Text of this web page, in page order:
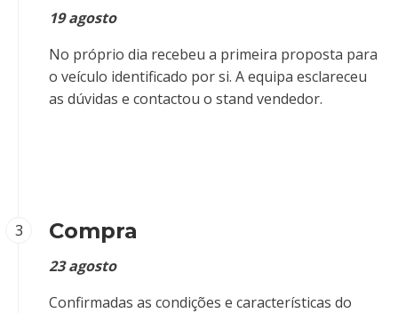
19 agosto
No próprio dia recebeu a primeira proposta para
o veículo identificado por si. A equipa esclareceu
as dúvidas e contactou o stand vendedor.
3 Compra
23 agosto
Confirmadas as condições e características do